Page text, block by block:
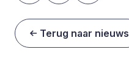
Terug naar nieuws